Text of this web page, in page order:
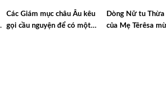
Các Giám mục châu Âu kêu
gọi cầu nguyện để có một
Dòng Nữ tu Thừa
của Mẹ Têrêsa